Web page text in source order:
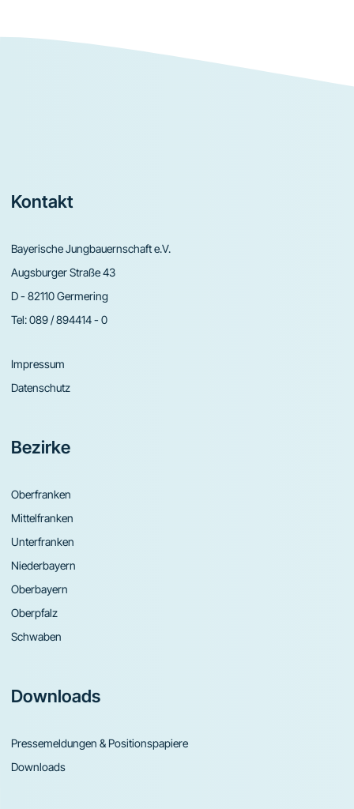
Footer
Kontakt
Bayerische Jungbauernschaft e.V.
Augsburger Straße 43
D - 82110 Germering
Tel:089 / 894414 - 0
Impressum
Datenschutz
Bezirke
Oberfranken
Mittelfranken
Unterfranken
Niederbayern
Oberbayern
Oberpfalz
Schwaben
Downloads
Pressemeldungen & Positionspapiere
Downloads